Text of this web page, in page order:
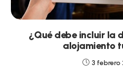
¿Qué debe incluir la
alojamiento
3 febrero